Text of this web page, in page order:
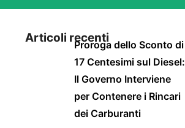
Articoli recentiProroga dello Sconto di
17 Centesimi sul Diesel:
Il Governo Interviene
per Contenere i Rincari
dei Carburanti